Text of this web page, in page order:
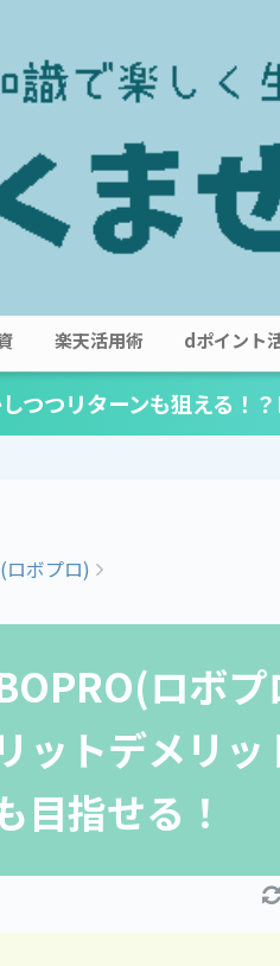
楽天活用術 dポイント
つつリターンも狙える！
ロボプロ)
ロボ
ットデメリッ
目指せる！